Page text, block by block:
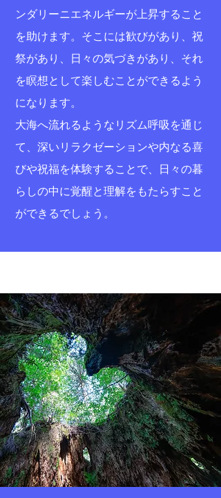
ンダリーニエネルギーが上昇すること
を助けます。そこには歓びがあり、祝
祭があり、日々の気づきがあり、それ
を瞑想として楽しむことができるよう
になります。
大海へ流れるようなリズム呼吸を通じ
て、深いリラクゼーションや内なる喜
びや祝福を体験することで、日々の暮
らしの中に覚醒と理解をもたらすこと
ができるでしょう。